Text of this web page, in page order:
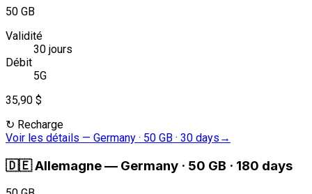
50 GB
Validité
30 jours
Débit
5G
35,90 $
↻ Recharge
Voir les détails — Germany · 50 GB · 30 days →
🇩🇪Allemagne— Germany · 50 GB · 180 days